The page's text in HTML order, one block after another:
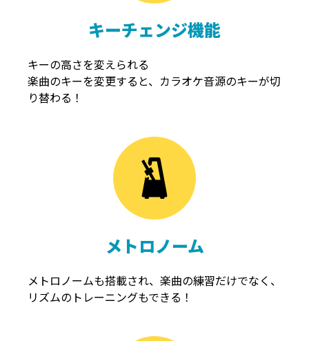
キーチェンジ機能
キーの高さを変えられる
楽曲のキーを変更すると、カラオケ音源のキーが切
り替わる！
メトロノーム
メトロノームも搭載され、楽曲の練習だけでなく、
リズムのトレーニングもできる！